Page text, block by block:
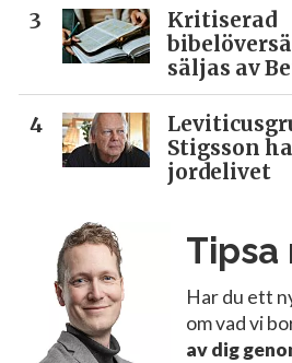
Kritiserad
säljas av
Stigsson
jordelivet
Tipsa
Har du ett
om vad vi
av dig